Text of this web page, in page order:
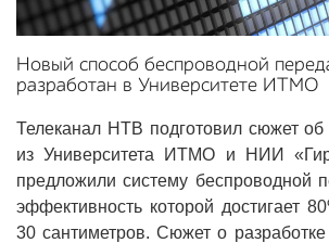
Новый способ беспроводной
разработан в Университете ИТМО
Телеканал НТВ подготовил сюжет об
из Университета ИТМО и НИИ
предложили систему беспроводной
эффективность которой достигает
30 сантиметров. Сюжет о